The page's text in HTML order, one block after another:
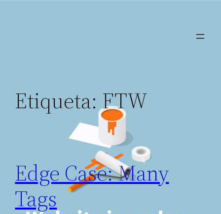
Etiqueta:FTW
Edge Case: Many
Tags